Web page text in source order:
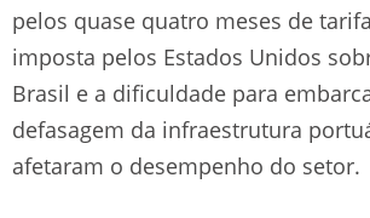
pelos quase quatro meses de
imposta pelos Estados Unidos
Brasil e a dificuldade para
defasagem da infraestrutura
afetaram o desempenho do setor.